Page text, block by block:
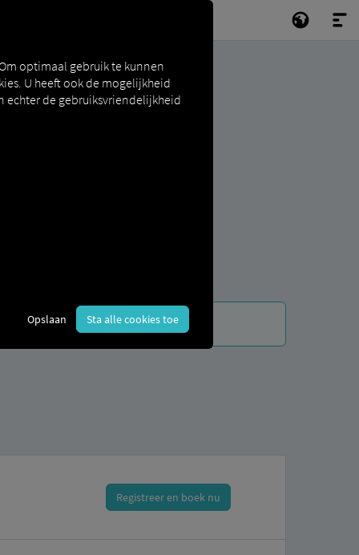
Registreer en boek nu
optimaal gebruik te kunnen
U heeft ook de mogelijkheid
echter de gebruiksvriendelijkheid
Opslaan Sta alle cookies toe